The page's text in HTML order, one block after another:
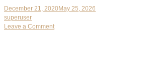
December 21, 2020May 25, 2026
superuser
Leave a Commenton